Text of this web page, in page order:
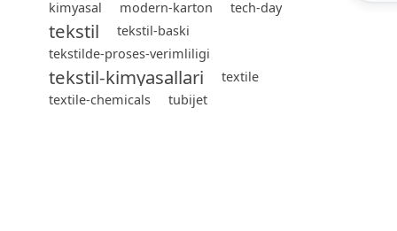
kimyasal
modern-karton tech-day
tekstil
tekstil-baski
tekstilde-proses-verimliligi
tekstil-kimyasallari
textile
textile-chemicals
tubijet